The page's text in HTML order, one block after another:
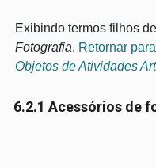
Exibindo termos filhos de
Fotografia. Retornar
Objetos de Atividades
6.2.1 Acessórios de